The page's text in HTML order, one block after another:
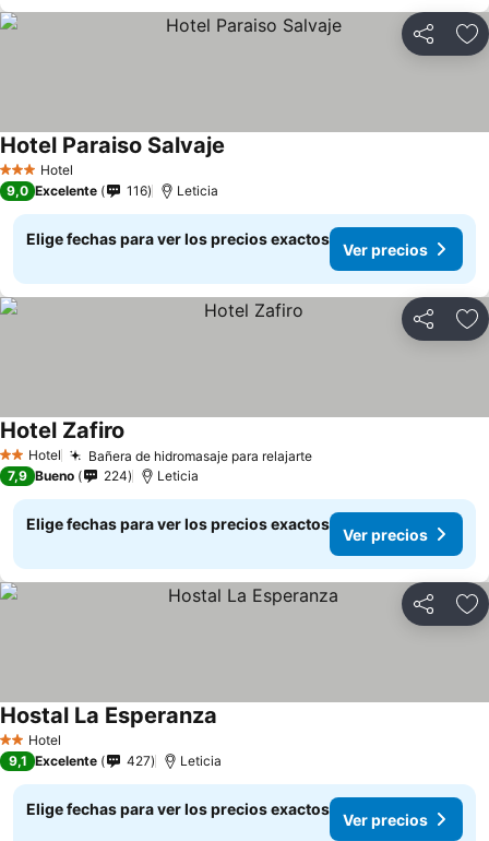
Compartir
3 Estrellas
Hotel
Hotel Paraiso Salvaje
9,0 Excelente 116 Leticia
Elige fechas para ver los precios exactos
Ver precios
Compartir
2 Estrellas
Hotel Bañera de hidromasaje para relajarte
Hotel Zafiro
7,9 Bueno 224 Leticia
Elige fechas para ver los precios exactos
Ver precios
Compartir
2 Estrellas
Hotel
Hostal La Esperanza
9,1 Excelente 427 Leticia
Elige fechas para ver los precios exactos
Ver precios